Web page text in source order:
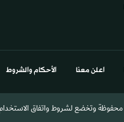
اعلن معنا الأحكام والشروط
محفوظة وتخضع لشروط واتفاق